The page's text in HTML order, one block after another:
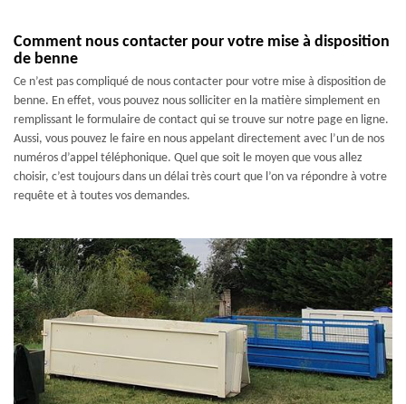
Comment nous contacter pour votre mise à disposition
de benne
Ce n’est pas compliqué de nous contacter pour votre mise à disposition de
benne. En effet, vous pouvez nous solliciter en la matière simplement en
remplissant le formulaire de contact qui se trouve sur notre page en ligne.
Aussi, vous pouvez le faire en nous appelant directement avec l’un de nos
numéros d’appel téléphonique. Quel que soit le moyen que vous allez
choisir, c’est toujours dans un délai très court que l’on va répondre à votre
requête et à toutes vos demandes.